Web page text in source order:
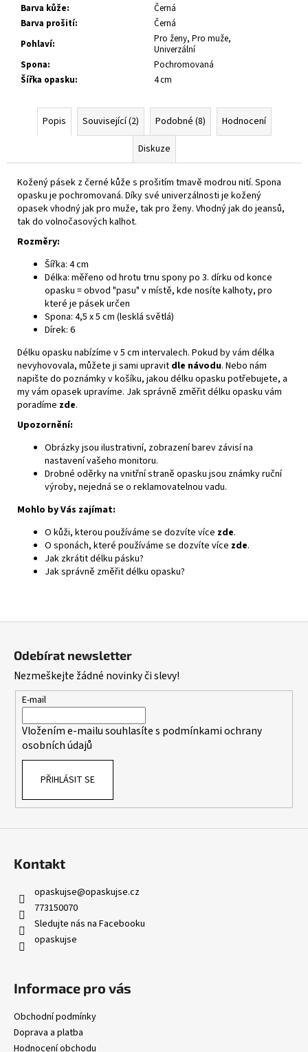
Barva kůže:
Černá
Barva prošití:
Černá
Pohlaví:
Pro ženy, Pro muže,
Univerzální
Spona:
Pochromovaná
Šířka opasku: 4 cm
Popis Související (2) Podobné (8)
Hodnocení
Diskuze
Kožený pásek z černé kůže s prošitím tmavě modrou nití. Spona
opasku je pochromovaná. Díky své univerzálnosti je kožený
opasek vhodný jak pro muže, tak pro ženy. Vhodný jak do jeansů,
tak do volnočasových kalhot.
Rozměry:
Šířka: 4 cm
Délka: měřeno od hrotu trnu spony po 3. dírku od konce
opasku = obvod "pasu" v místě, kde nosíte kalhoty, pro
které je pásek určen
Spona: 4,5 x 5 cm (lesklá světlá)
Dírek: 6
Délku opasku nabízíme v 5 cm intervalech. Pokud by vám délka
nevyhovovala, můžete ji sami upravit dle návodu. Nebo nám
napište do poznámky v košíku, jakou délku opasku potřebujete, a
my vám opasek upravíme. Jak správně změřit délku opasku vám
poradíme zde.
Upozornění:
Obrázky jsou ilustrativní, zobrazení barev závisí na
nastavení vašeho monitoru.
Drobné oděrky na vnitřní straně opasku jsou známky ruční
výroby, nejedná se o reklamovatelnou vadu.
Mohlo by Vás zajímat:
O kůži, kterou používáme se dozvíte více zde.
O sponách, které používáme se dozvíte více zde.
Jak zkrátit délku pásku?
Jak správně změřit délku opasku?
Odebírat newsletter
Nezmeškejte žádné novinky či slevy!
E-mail
Vložením e-mailu souhlasíte s podmínkami ochrany
osobních údajů
PŘIHLÁSIT SE
Kontakt
opaskujse@opaskujse.cz
773150070
Sledujte nás na Facebooku
opaskujse
Informace pro vás
Obchodní podmínky
Doprava a platba
Hodnocení obchodu